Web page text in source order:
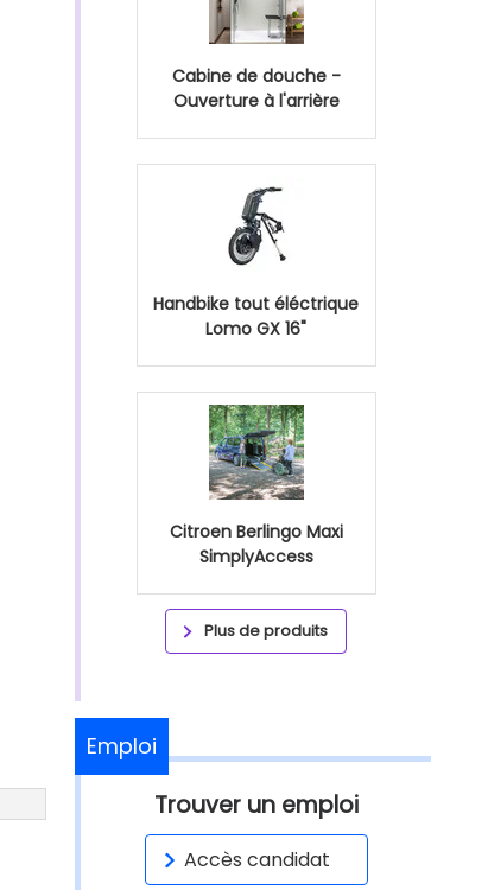
Cabine de douche -
Ouverture à l'arrière
Handbike tout éléctrique
Lomo GX 16"
Citroen Berlingo Maxi
SimplyAccess
Plus de produits
Emploi
Trouver un emploi
Accès candidat